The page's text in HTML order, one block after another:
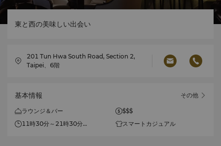
東と西の美味しい出会い
201 Tun Hwa South Road, Section 2,
Taipei、6階
基本情報 その他
ラウンジ＆バー
$$$
11時30分～21時30分
スマートカジュアル